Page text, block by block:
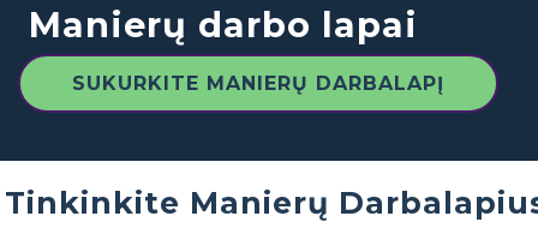
Manierų darbo lapai
SUKURKITE MANIERŲ DARBALAPĮ
Tinkinkite Manierų